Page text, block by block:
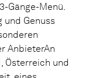
Gänge-Menü.
und Genuss
AnbieterAn
Österreich und